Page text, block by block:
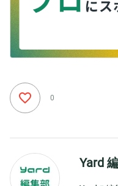
0
Yard